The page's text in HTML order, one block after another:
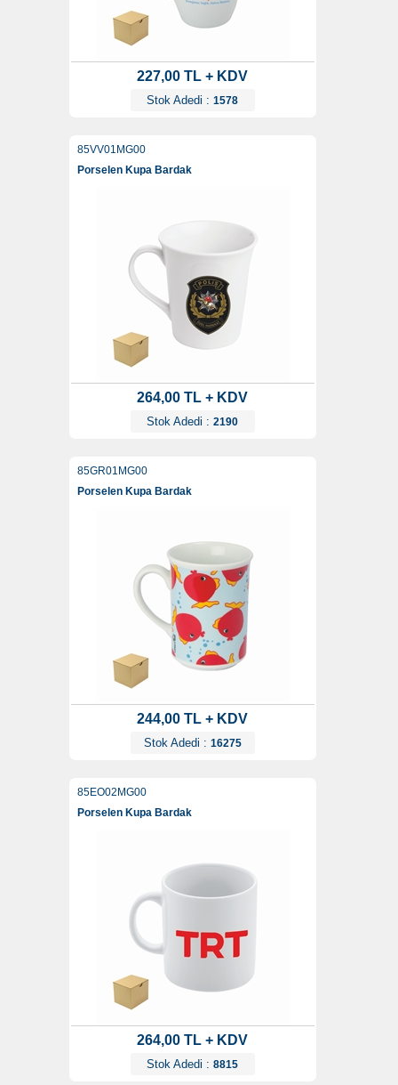
227,00 TL + KDV
Stok Adedi : 1578
85VV01MG00
Porselen Kupa Bardak
264,00 TL + KDV
Stok Adedi : 2190
85GR01MG00
Porselen Kupa Bardak
244,00 TL + KDV
Stok Adedi : 16275
85EO02MG00
Porselen Kupa Bardak
264,00 TL + KDV
Stok Adedi : 8815